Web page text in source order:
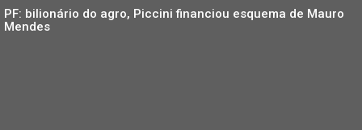
PF: bilionário do agro, Piccini financiou esquema de Mauro
Mendes